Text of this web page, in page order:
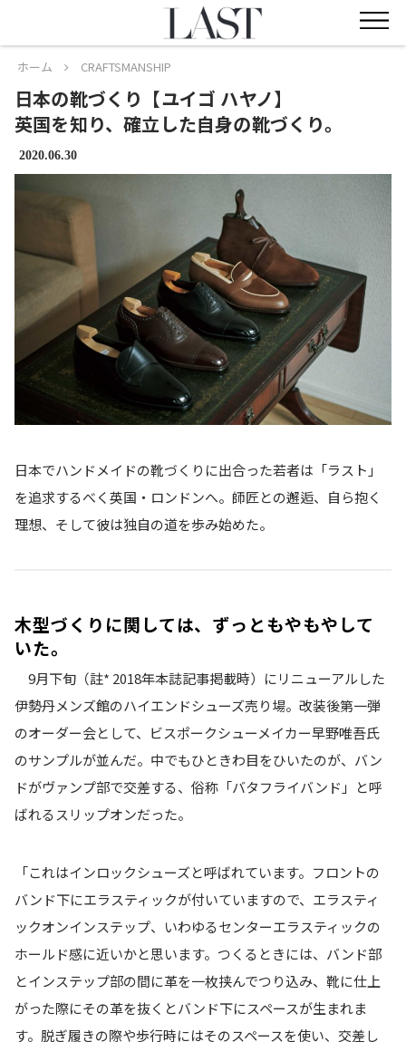
ホーム CRAFTSMANSHIP
日本の靴づくり【ユイゴ ハヤノ】
英国を知り、確立した自身の靴づくり。
2020.06.30
日本でハンドメイドの靴づくりに出合った若者は「ラスト」
を追求するべく英国・ロンドンへ。師匠との邂逅、自ら抱く
理想、そして彼は独自の道を歩み始めた。
木型づくりに関しては、ずっともやもやして
いた。
9月下旬（註* 2018年本誌記事掲載時）にリニューアルした
伊勢丹メンズ館のハイエンドシューズ売り場。改装後第一弾
のオーダー会として、ビスポークシューメイカー早野唯吾氏
のサンプルが並んだ。中でもひときわ目をひいたのが、バン
ドがヴァンプ部で交差する、俗称「バタフライバンド」と呼
ばれるスリップオンだった。
「これはインロックシューズと呼ばれています。フロントの
バンド下にエラスティックが付いていますので、エラスティ
ックオンインステップ、いわゆるセンターエラスティックの
ホールド感に近いかと思います。つくるときには、バンド部
とインステップ部の間に革を一枚挟んでつり込み、靴に仕上
がった際にその革を抜くとバンド下にスペースが生まれま
す。脱ぎ履きの際や歩行時にはそのスペースを使い、交差し